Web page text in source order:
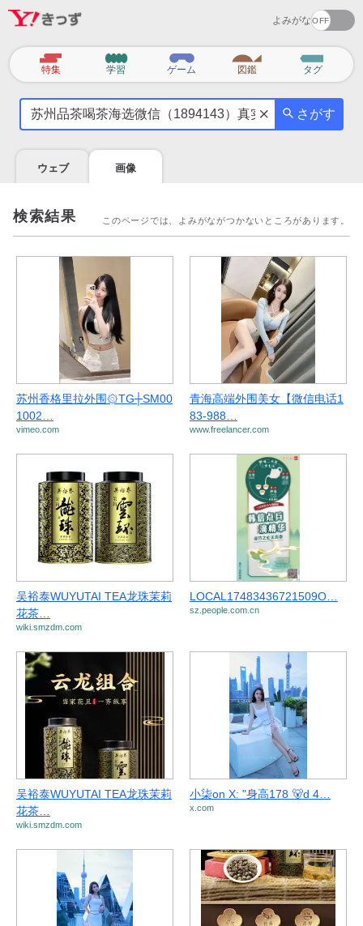
よみがな
カ
テ
特集 学習 ゲーム 図鑑 タグ
気
を
調
べ
よ
さがす
ウェブ 画像
検索結果 このページでは、よみがながつかないところがあります。
苏州香格里拉外围۞TG┼SM00
1002…
vimeo.com
青海高端外围美女【微信电话1
83-988…
www.freelancer.com
吴裕泰WUYUTAI TEA龙珠茉莉
花茶…
wiki.smzdm.com
LOCAL17483436721509O…
sz.people.com.cn
吴裕泰WUYUTAI TEA龙珠茉莉
花茶…
wiki.smzdm.com
小柒on X: "身高178 🐻d 4…
x.com